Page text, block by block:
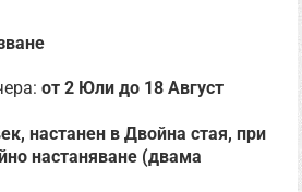
от 2 Юли до 18 Август
настанен в Двойна стая, при
настаняване (двама